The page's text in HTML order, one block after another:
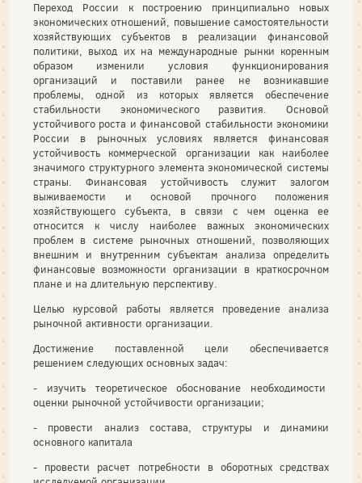
Переход России к построению принципиально новых
экономических отношений, повышение самостоятельности
хозяйствующих субъектов в реализации финансовой
политики, выход их на международные рынки коренным
образом изменили условия функционирования
организаций и поставили ранее не возникавшие
проблемы, одной из которых является обеспечение
стабильности экономического развития. Основой
устойчивого роста и финансовой стабильности экономики
России в рыночных условиях является финансовая
устойчивость коммерческой организации как наиболее
значимого структурного элемента экономической системы
страны. Финансовая устойчивость служит залогом
выживаемости и основой прочного положения
хозяйствующего субъекта, в связи с чем оценка ее
относится к числу наиболее важных экономических
проблем в системе рыночных отношений, позволяющих
внешним и внутренним субъектам анализа определить
финансовые возможности организации в краткосрочном
плане и на длительную перспективу.
Целью курсовой работы является проведение анализа
рыночной активности организации.
Достижение поставленной цели обеспечивается
решением следующих основных задач:
- изучить теоретическое обоснование необходимости
оценки рыночной устойчивости организации;
- провести анализ состава, структуры и динамики
основного капитала
- провести расчет потребности в оборотных средствах